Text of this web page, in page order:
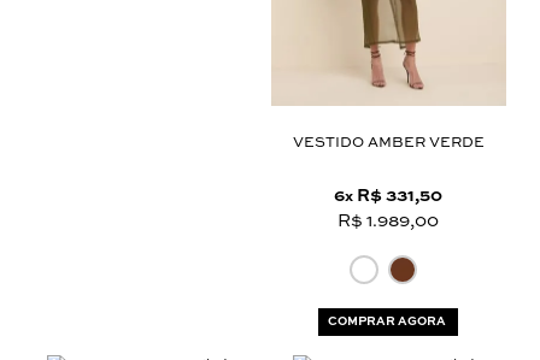
VESTIDO AMBER VERDE
6x R$ 331,50
R$ 1.989,00
COMPRAR AGORA